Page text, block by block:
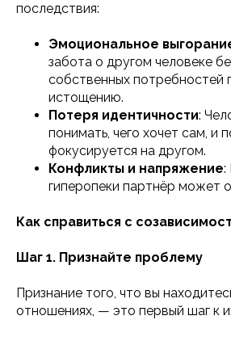
последствия:
Эмоциональное
забота о другом человеке
собственных потребностей
истощению.
Потеря идентичности:
понимать, чего хочет сам, и
фокусируется на другом.
Конфликты и напряжение:
гиперопеки партнёр может
Как справиться с
Шаг 1. Признайте проблему
Признание того, что вы
отношениях, — это первый шаг к